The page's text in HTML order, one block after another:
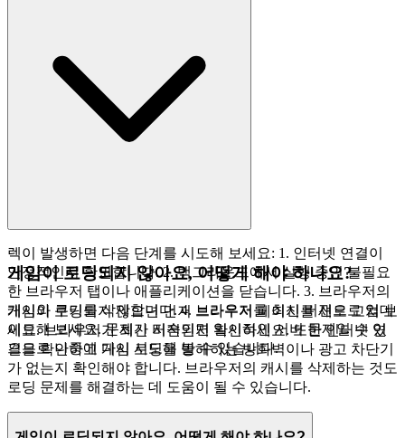
렉이 발생하면 다음 단계를 시도해 보세요: 1. 인터넷 연결이
안정적인지 확인합니다. 2. 백그라운드에서 실행 중인 불필요
한 브라우저 탭이나 애플리케이션을 닫습니다. 3. 브라우저의
캐시와 쿠키를 삭제합니다. 4. 브라우저를 최신 버전으로 업데
이트해 보세요. 문제가 지속되면 일시적인 서버 문제일 수 있
으므로 나중에 다시 시도해 볼 수 있습니다.
게임이 로딩되지 않아요, 어떻게 해야 하나요?
게임이 로딩되지 않으면 먼저 브라우저 페이지를 새로 고쳐 보
세요. 브라우저가 최신 버전인지 확인하세요. 또한 인터넷 연
결을 확인하고 게임 로딩을 방해하는 방화벽이나 광고 차단기
가 없는지 확인해야 합니다. 브라우저의 캐시를 삭제하는 것도
로딩 문제를 해결하는 데 도움이 될 수 있습니다.